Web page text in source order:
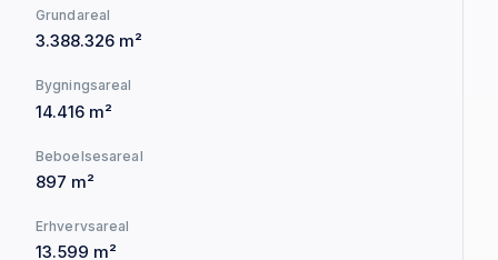
Grundareal
3.388.326 m²
Bygningsareal
14.416 m²
Beboelsesareal
897 m²
Erhvervsareal
13.599 m²